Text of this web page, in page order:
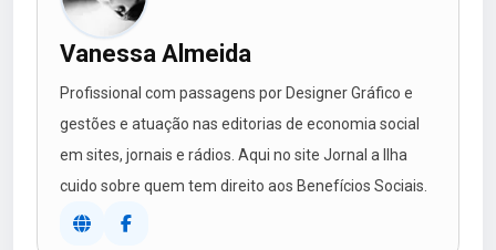
Vanessa Almeida
Profissional com passagens por Designer Gráfico e
gestões e atuação nas editorias de economia social
em sites, jornais e rádios. Aqui no site Jornal a Ilha
cuido sobre quem tem direito aos Benefícios Sociais.